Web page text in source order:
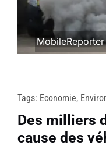
MobileReporter
Tags: Economie,
Des milliers
cause des